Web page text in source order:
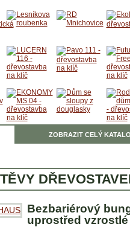
ZOBRAZIT CELÝ
Bezbariérový
uprostřed